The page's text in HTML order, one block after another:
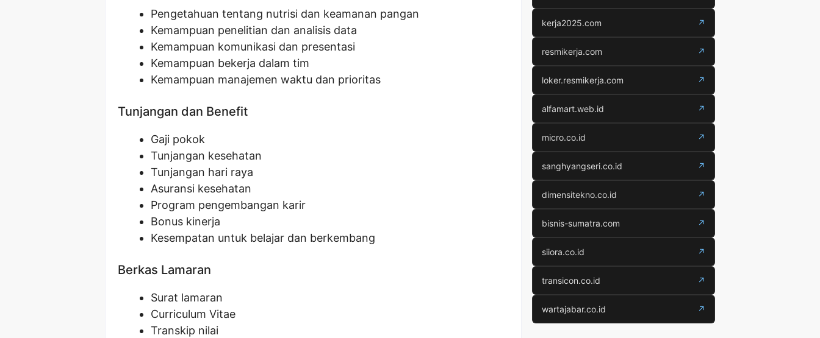
Pengetahuan tentang nutrisi dan keamanan pangan
Kemampuan penelitian dan analisis data
Kemampuan komunikasi dan presentasi
Kemampuan bekerja dalam tim
Kemampuan manajemen waktu dan prioritas
Tunjangan dan Benefit
Gaji pokok
Tunjangan kesehatan
Tunjangan hari raya
Asuransi kesehatan
Program pengembangan karir
Bonus kinerja
Kesempatan untuk belajar dan berkembang
Berkas Lamaran
Surat lamaran
Curriculum Vitae
Transkip nilai
kerja2025.com ↗
resmikerja.com ↗
loker.resmikerja.com ↗
alfamart.web.id ↗
micro.co.id ↗
sanghyangseri.co.id ↗
dimensitekno.co.id ↗
bisnis-sumatra.com ↗
siiora.co.id ↗
transicon.co.id ↗
wartajabar.co.id ↗